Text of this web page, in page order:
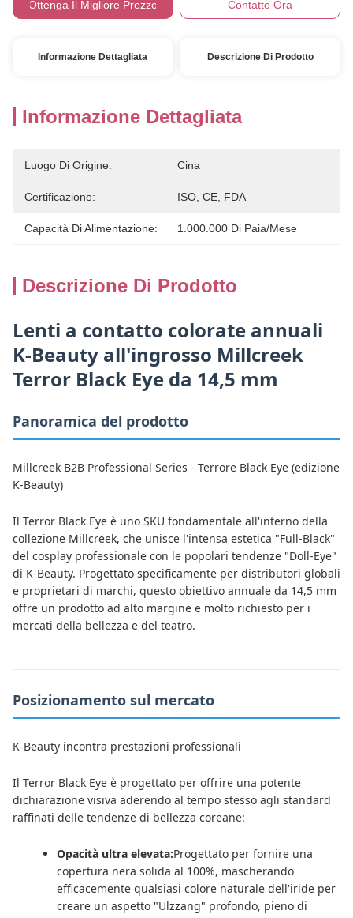
Ottenga Il Migliore Prezzo Contatto Ora
Informazione Dettagliata Descrizione Di Prodotto
Informazione Dettagliata
Luogo Di Origine: Cina
Certificazione: ISO, CE, FDA
Capacità Di Alimentazione: 1.000.000 Di Paia/mese
Descrizione Di Prodotto
Lenti a contatto colorate annuali
K-Beauty all'ingrosso Millcreek
Terror Black Eye da 14,5 mm
Panoramica del prodotto
Millcreek B2B Professional Series - Terrore Black Eye (edizione
K-Beauty)
Il Terror Black Eye è uno SKU fondamentale all'interno della
collezione Millcreek, che unisce l'intensa estetica "Full-Black"
del cosplay professionale con le popolari tendenze "Doll-Eye"
di K-Beauty. Progettato specificamente per distributori globali
e proprietari di marchi, questo obiettivo annuale da 14,5 mm
offre un prodotto ad alto margine e molto richiesto per i
mercati della bellezza e del teatro.
Posizionamento sul mercato
K-Beauty incontra prestazioni professionali
Il Terror Black Eye è progettato per offrire una potente
dichiarazione visiva aderendo al tempo stesso agli standard
raffinati delle tendenze di bellezza coreane:
Opacità ultra elevata:Progettato per fornire una
copertura nera solida al 100%, mascherando
efficacemente qualsiasi colore naturale dell'iride per
creare un aspetto "Ulzzang" profondo, pieno di